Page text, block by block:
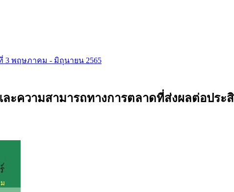
3 พฤษภาคม - มิถุนายน 2565
ละความสามารถทางการตลาดที่ส่งผลต่อปร